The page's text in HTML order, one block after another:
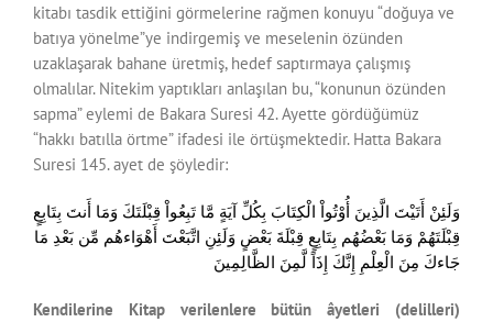
kitabı tasdik ettiğini görmelerine rağmen konuyu “doğuya ve
batıya yönelme”ye indirgemiş ve meselenin özünden
uzaklaşarak bahane üretmiş, hedef saptırmaya çalışmış
olmalılar. Nitekim yaptıkları anlaşılan bu, “konunun özünden
sapma” eylemi de Bakara Suresi 42. Ayette gördüğümüz
“hakkı batılla örtme” ifadesi ile örtüşmektedir. Hatta Bakara
Suresi 145. ayet de şöyledir:
وَلَئِنْ أَتَيْتَ الَّذِينَ أُوْتُواْ الْكِتَابَ بِكُلِّ آيَةٍ مَّا تَبِعُواْ قِبْلَتَكَ وَمَا أَنتَ بِتَابِعٍ
قِبْلَتَهُمْ وَمَا بَعْضُهُم بِتَابِعٍ قِبْلَةَ بَعْضٍ وَلَئِنِ اتَّبَعْتَ أَهْوَاءهُم مِّن بَعْدِ مَا
جَاءكَ مِنَ الْعِلْمِ إِنَّكَ إِذَاً لَّمِنَ الظَّالِمِينَ
Kendilerine Kitap verilenlere bütün âyetleri (delilleri)